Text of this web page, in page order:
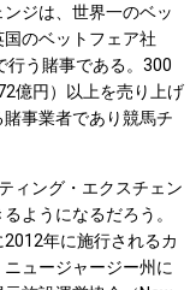
ジは、世界一のベッ
のベットフェア社
行う賭事である。300
億円）以上を売り上げ
事業者であり競馬チ
ィング・エクスチェン
ようになるだろう。
年に施行されるカ
ュージャージー州に